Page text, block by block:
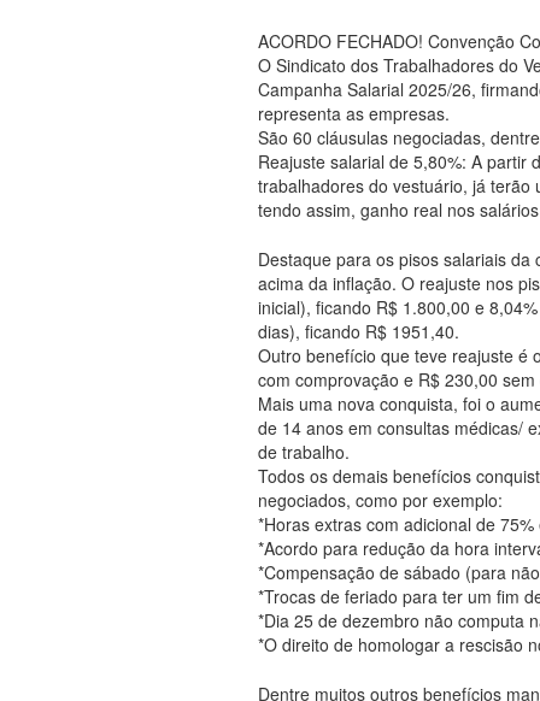
k
ACORDO FECHADO! Convenção
O Sindicato dos Trabalhadores do
Campanha Salarial 2025/26,
representa as empresas.
São 60 cláusulas negociadas,
Reajuste salarial de 5,80%: A partir
trabalhadores do vestuário, já terão
tendo assim, ganho real nos
Destaque para os pisos salariais
acima da inflação. O reajuste nos
inicial), ficando R$ 1.800,00 e
dias), ficando R$ 1951,40.
Outro benefício que teve reajuste é
com comprovação e R$ 230,00
Mais uma nova conquista, foi o
de 14 anos em consultas médicas/
de trabalho.
Todos os demais benefícios
negociados, como por exemplo:
*Horas extras com adicional de 75%
*Acordo para redução da hora
*Compensação de sábado (para
*Trocas de feriado para ter um fim
*Dia 25 de dezembro não computa
*O direito de homologar a rescisão
Dentre muitos outros benefícios